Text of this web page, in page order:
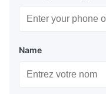
Name